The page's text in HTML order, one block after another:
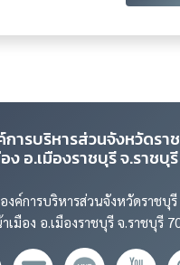
การบริหารส่วนจังหวัดรา
ง อ.เมืองราชบุรี จ.ราช
องค์การบริหารส่วนจังหวัดราชบุรี
เมือง อ.เมืองราชบุรี จ.ราชบุรี